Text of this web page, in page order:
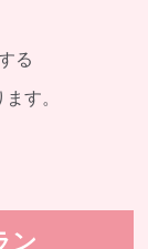
る
す。
ン